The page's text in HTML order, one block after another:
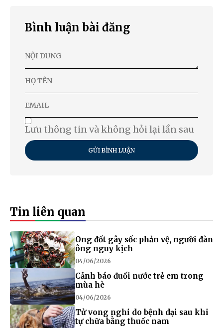
Bình luận bài đăng
Lưu thông tin và không hỏi lại lần sau
GỬI BÌNH LUẬN
Tin liên quan
Ong đốt gây sốc phản vệ, người đàn
ông nguy kịch
04/06/2026
Cảnh báo đuối nước trẻ em trong
mùa hè
04/06/2026
Tử vong nghi do bệnh dại sau khi
tự chữa bằng thuốc nam